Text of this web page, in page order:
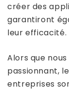
créer des
garantiront
leur efficacité.
Alors que
passionnant,
entreprises